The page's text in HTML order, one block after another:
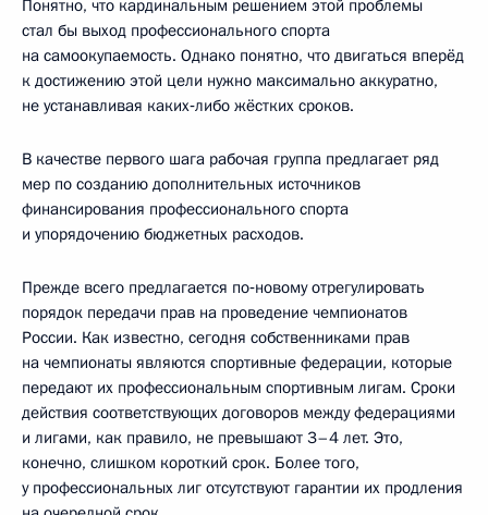
Понятно, что кардинальным решением этой проблемы
стал бы выход профессионального спорта
на самоокупаемость. Однако понятно, что двигаться вперёд
к достижению этой цели нужно максимально аккуратно,
не устанавливая каких‑либо жёстких сроков.
В качестве первого шага рабочая группа предлагает ряд
мер по созданию дополнительных источников
финансирования профессионального спорта
и упорядочению бюджетных расходов.
Прежде всего предлагается по‑новому отрегулировать
порядок передачи прав на проведение чемпионатов
России. Как известно, сегодня собственниками прав
на чемпионаты являются спортивные федерации, которые
передают их профессиональным спортивным лигам. Сроки
действия соответствующих договоров между федерациями
и лигами, как правило, не превышают 3–4 лет. Это,
конечно, слишком короткий срок. Более того,
у профессиональных лиг отсутствуют гарантии их продления